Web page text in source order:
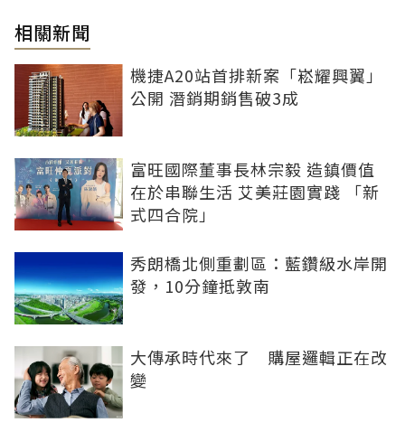
相關新聞
機捷A20站首排新案「崧耀興翼」
公開 潛銷期銷售破3成
富旺國際董事長林宗毅 造鎮價值
在於串聯生活 艾美莊園實踐 「新
式四合院」
秀朗橋北側重劃區：藍鑽級水岸開
發，10分鐘抵敦南
大傳承時代來了 購屋邏輯正在改
變